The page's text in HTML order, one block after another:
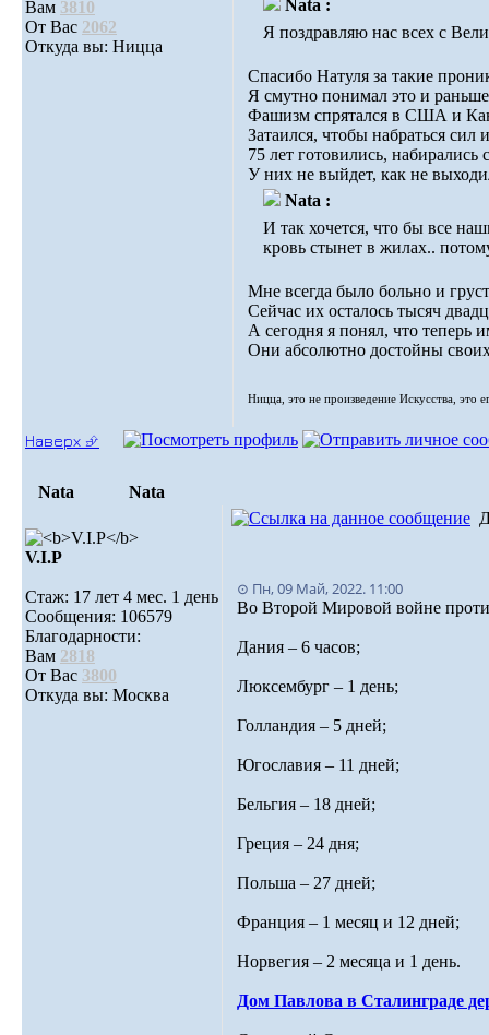
Вам 3810
От Вас 2062
Откуда вы: Ницца
Nata :
Я поздравляю нас всех с
Спасибо Натуля за такие
Я смутно понимал это и
Фашизм спрятался в США и
Затаился, чтобы набраться сил
75 лет готовились,
У них не выйдет, как не
Nata :
И так хочется, что бы все
кровь стынет в жилах..
Мне всегда было больно и
Сейчас их осталось тысяч
А сегодня я понял, что
Они абсолютно достойны
Ницца, это не произведение Искусства, это
Наверх ⮵
Nata Nata
V.I.Р
Стаж: 17 лет 4 мес. 1 день
Сообщения: 106579
Благодарности:
Вам 2818
От Вас 3800
Откуда вы: Москва
⊙ Пн, 09 Май, 2022. 11:00
Во Второй Мировой войне
Дания – 6 часов;
Люксембург – 1 день;
Голландия – 5 дней;
Югославия – 11 дней;
Бельгия – 18 дней;
Греция – 24 дня;
Польша – 27 дней;
Франция – 1 месяц и 12 дней;
Норвегия – 2 месяца и 1 день.
Дом Павлова в Сталинграде